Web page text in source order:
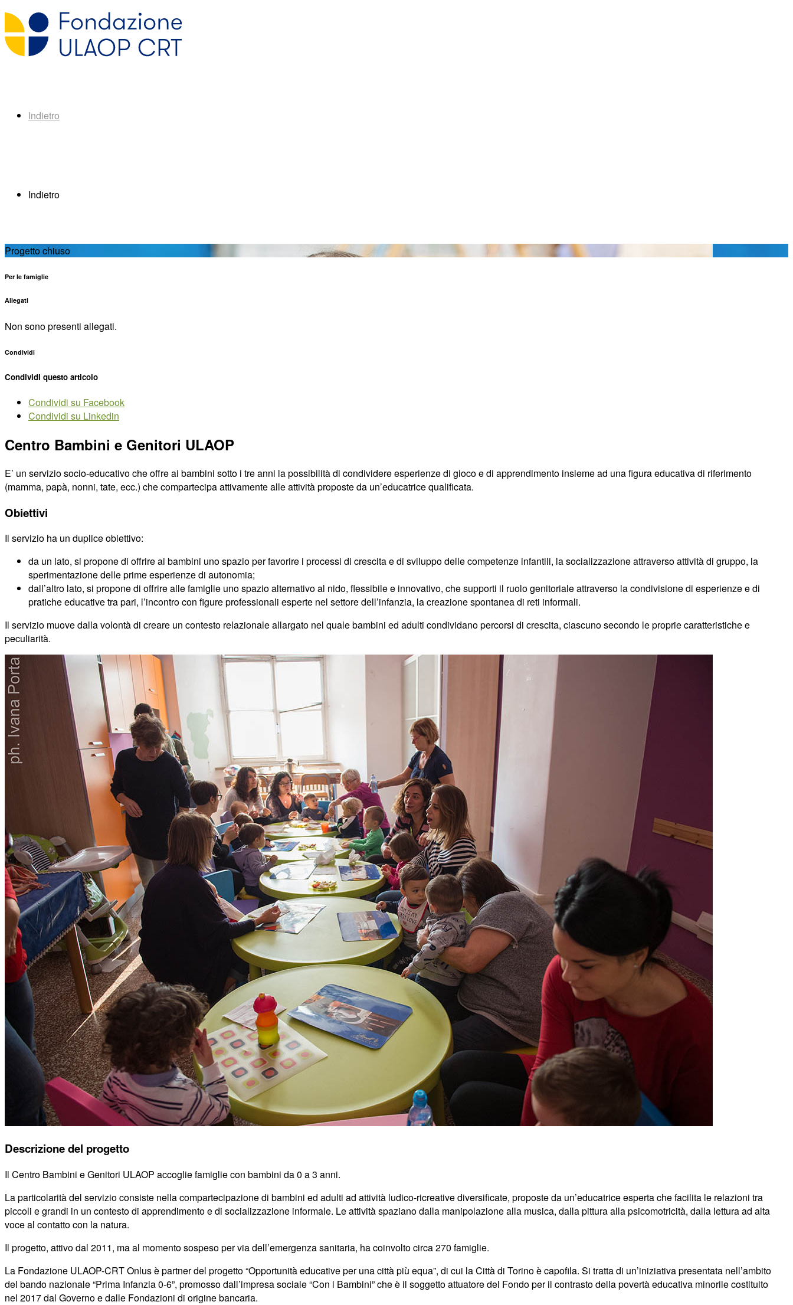
Indietro
Indietro
Progetto chiuso
Per le famiglie
Allegati
Non sono presenti allegati.
Condividi
Condividi questo articolo
Condividi su Facebook
Condividi su Linkedin
Centro Bambini e Genitori ULAOP
E’ un servizio socio-educativo che offre ai bambini sotto i tre anni la possibilità di condividere esperienze di gioco e di apprendimento insieme ad una figura educativa di riferimento
(mamma, papà, nonni, tate, ecc.) che compartecipa attivamente alle attività proposte da un’educatrice qualificata.
Obiettivi
Il servizio ha un duplice obiettivo:
da un lato, si propone di offrire ai bambini uno spazio per favorire i processi di crescita e di sviluppo delle competenze infantili, la socializzazione attraverso attività di gruppo, la
sperimentazione delle prime esperienze di autonomia;
dall’altro lato, si propone di offrire alle famiglie uno spazio alternativo al nido, flessibile e innovativo, che supporti il ruolo genitoriale attraverso la condivisione di esperienze e di
pratiche educative tra pari, l’incontro con figure professionali esperte nel settore dell’infanzia, la creazione spontanea di reti informali.
Il servizio muove dalla volontà di creare un contesto relazionale allargato nel quale bambini ed adulti condividano percorsi di crescita, ciascuno secondo le proprie caratteristiche e
peculiarità.
Descrizione del progetto
Il Centro Bambini e Genitori ULAOP accoglie famiglie con bambini da 0 a 3 anni.
La particolarità del servizio consiste nella compartecipazione di bambini ed adulti ad attività ludico-ricreative diversificate, proposte da un’educatrice esperta che facilita le relazioni tra
piccoli e grandi in un contesto di apprendimento e di socializzazione informale. Le attività spaziano dalla manipolazione alla musica, dalla pittura alla psicomotricità, dalla lettura ad alta
voce al contatto con la natura.
Il progetto, attivo dal 2011, ma al momento sospeso per via dell’emergenza sanitaria, ha coinvolto circa 270 famiglie.
La Fondazione ULAOP-CRT Onlus è partner del progetto “Opportunità educative per una città più equa”, di cui la Città di Torino è capofila. Si tratta di un’iniziativa presentata nell’ambito
del bando nazionale “Prima Infanzia 0-6”, promosso dall’impresa sociale “Con i Bambini” che è il soggetto attuatore del Fondo per il contrasto della povertà educativa minorile costituito
nel 2017 dal Governo e dalle Fondazioni di origine bancaria.